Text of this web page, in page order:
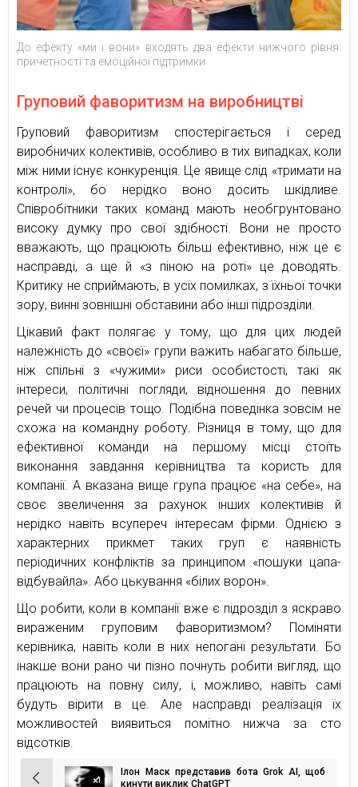
До ефекту «ми і вони» входять два ефекти нижчого рівня:
причетності та емоційної підтримки.
Груповий фаворитизм на виробництві
Груповий фаворитизм спостерігається і серед
виробничих колективів, особливо в тих випадках, коли
між ними існує конкуренція. Це явище слід «тримати на
контролі», бо нерідко воно досить шкідливе.
Співробітники таких команд мають необгрунтовано
високу думку про свої здібності. Вони не просто
вважають, що працюють більш ефективно, ніж це є
насправді, а ще й «з піною на роті» це доводять.
Критику не сприймають, в усіх помилках, з їхньої точки
зору, винні зовнішні обставини або інші підрозділи.
Цікавий факт полягає у тому, що для цих людей
належність до «своєї» групи важить набагато більше,
ніж спільні з «чужими» риси особистості, такі як
інтереси, політичні погляди, відношення до певних
речей чи процесів тощо. Подібна поведінка зовсім не
схожа на командну роботу. Різниця в тому, що для
ефективної команди на першому місці стоїть
виконання завдання керівництва та користь для
компанії. А вказана вище група працює «на себе», на
своє звеличення за рахунок інших колективів й
нерідко навіть всупереч інтересам фірми. Однією з
характерних прикмет таких груп є наявність
періодичних конфліктів за принципом «пошуки цапа-
відбувайла». Або цькування «білих ворон».
Що робити, коли в компанії вже є підрозділ з яскраво
вираженим груповим фаворитизмом? Поміняти
керівника, навіть коли в них непогані результати. Бо
інакше вони рано чи пізно почнуть робити вигляд, що
працюють на повну силу, і, можливо, навіть самі
будуть вірити в це. Але насправді реалізація їх
можливостей виявиться помітно нижча за сто
відсотків.
Ілон Маск представив бота Grok AI, щоб
кинути виклик ChatGPT